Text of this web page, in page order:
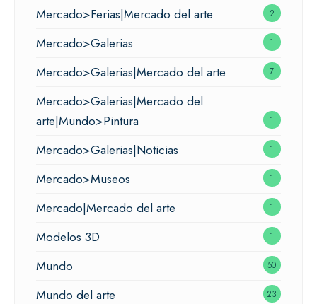
Mercado>Ferias|Mercado del arte 2
Mercado>Galerias 1
Mercado>Galerias|Mercado del arte 7
Mercado>Galerias|Mercado del
arte|Mundo>Pintura
1
Mercado>Galerias|Noticias 1
Mercado>Museos 1
Mercado|Mercado del arte 1
Modelos 3D 1
Mundo 50
Mundo del arte 23